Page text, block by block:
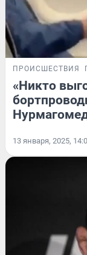
ПРОИСШЕСТВИЯ
«Никто
13 января, 2025,